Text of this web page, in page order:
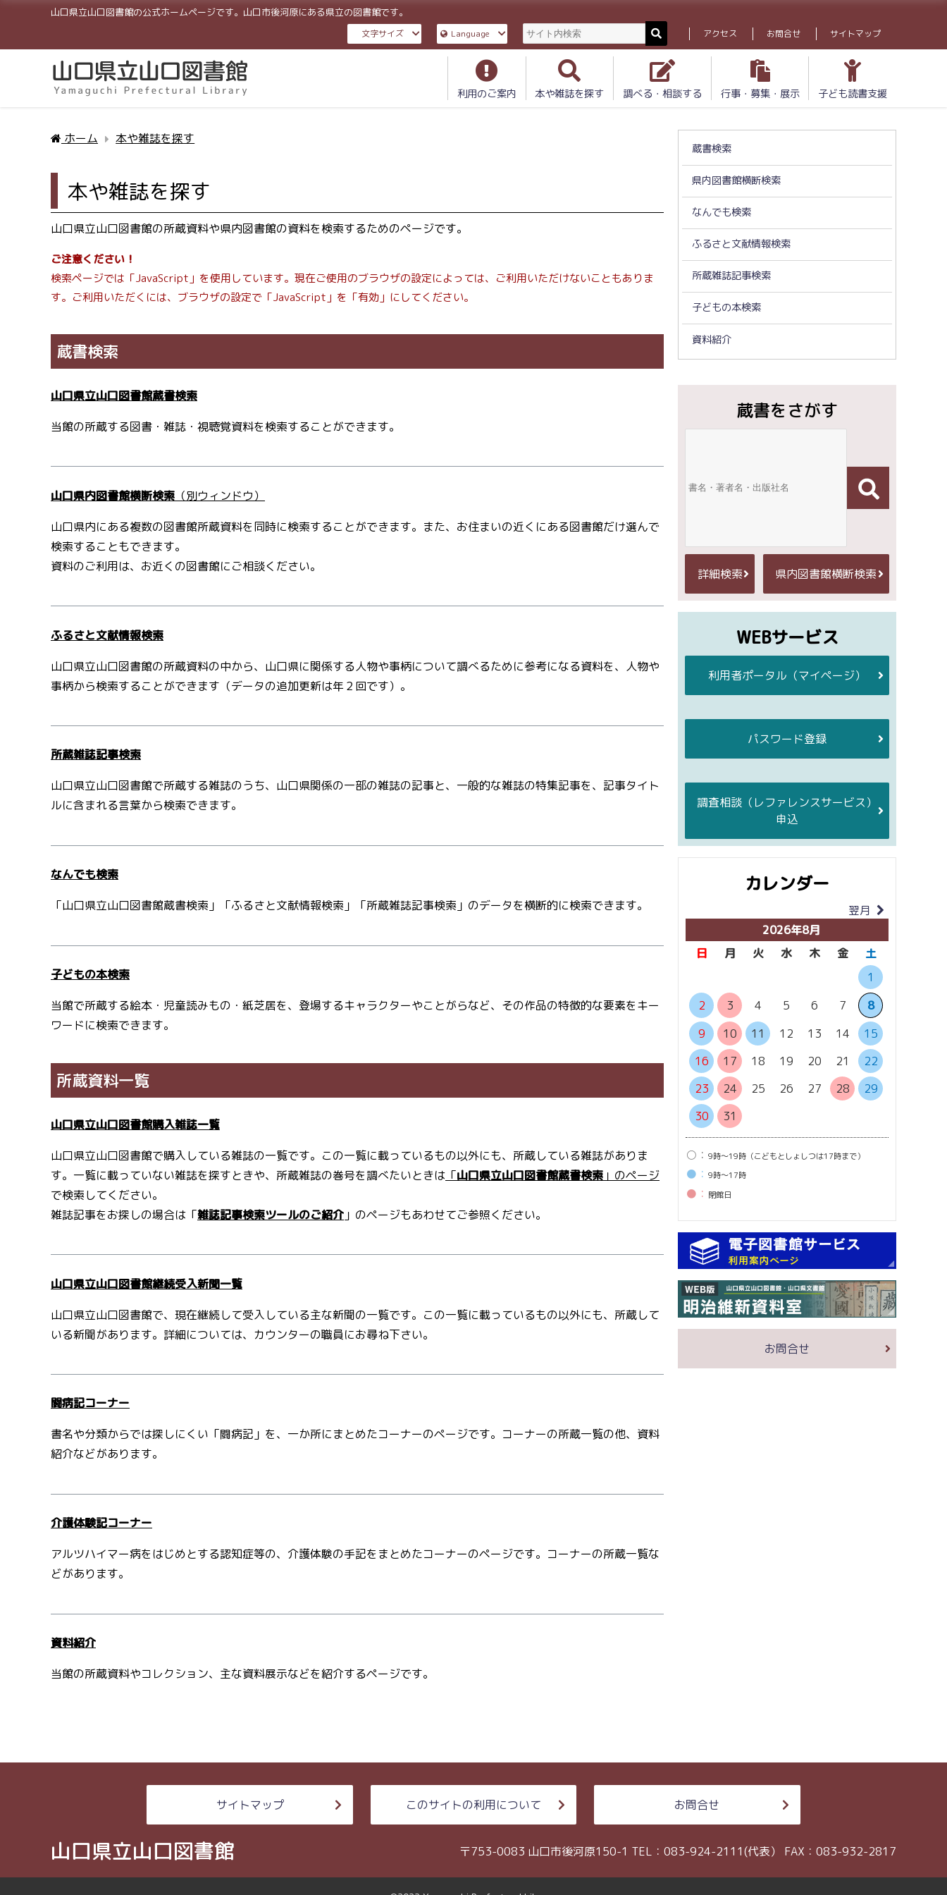
山口県立山口図書館の公式ホームページです。山口市後河原にある県立の図書館です。
文字サイズ Language アクセス お問合せ サイトマップ
利用のご案内 本や雑誌を探す 調べる・相談する 行事・募集・展示 子ども読書支援
ホーム 本や雑誌を探す
本や雑誌を探す
山口県立山口図書館の所蔵資料や県内図書館の資料を検索するためのページです。
ご注意ください！
検索ページでは「JavaScript」を使用しています。現在ご使用のブラウザの設定によっては、ご利用いただけないこともありま
す。ご利用いただくには、ブラウザの設定で「JavaScript」を「有効」にしてください。
蔵書検索
山口県立山口図書館蔵書検索
当館の所蔵する図書・雑誌・視聴覚資料を検索することができます。
山口県内図書館横断検索 （別ウィンドウ）
山口県内にある複数の図書館所蔵資料を同時に検索することができます。また、お住まいの近くにある図書館だけ選んで
検索することもできます。
資料のご利用は、お近くの図書館にご相談ください。
ふるさと文献情報検索
山口県立山口図書館の所蔵資料の中から、山口県に関係する人物や事柄について調べるために参考になる資料を、人物や
事柄から検索することができます（データの追加更新は年２回です）。
所蔵雑誌記事検索
山口県立山口図書館で所蔵する雑誌のうち、山口県関係の一部の雑誌の記事と、一般的な雑誌の特集記事を、記事タイト
ルに含まれる言葉から検索できます。
なんでも検索
「山口県立山口図書館蔵書検索」「ふるさと文献情報検索」「所蔵雑誌記事検索」のデータを横断的に検索できます。
子どもの本検索
当館で所蔵する絵本・児童読みもの・紙芝居を、登場するキャラクターやことがらなど、その作品の特徴的な要素をキー
ワードに検索できます。
所蔵資料一覧
山口県立山口図書館購入雑誌一覧
山口県立山口図書館で購入している雑誌の一覧です。この一覧に載っているもの以外にも、所蔵している雑誌がありま
す。一覧に載っていない雑誌を探すときや、所蔵雑誌の巻号を調べたいときは 「山口県立山口図書館蔵書検索 」のページ
で検索してください。
雑誌記事をお探しの場合は「雑誌記事検索ツールのご紹介 」のページもあわせてご参照ください。
山口県立山口図書館継続受入新聞一覧
山口県立山口図書館で、現在継続して受入している主な新聞の一覧です。この一覧に載っているもの以外にも、所蔵して
いる新聞があります。詳細については、カウンターの職員にお尋ね下さい。
闘病記コーナー
書名や分類からでは探しにくい「闘病記」を、一か所にまとめたコーナーのページです。コーナーの所蔵一覧の他、資料
紹介などがあります。
介護体験記コーナー
アルツハイマー病をはじめとする認知症等の、介護体験の手記をまとめたコーナーのページです。コーナーの所蔵一覧な
どがあります。
資料紹介
当館の所蔵資料やコレクション、主な資料展示などを紹介するページです。
蔵書検索
県内図書館横断検索
なんでも検索
ふるさと文献情報検索
所蔵雑誌記事検索
子どもの本検索
資料紹介
蔵書をさがす
詳細検索 県内図書館横断検索
WEBサービス
利用者ポータル （マイページ）
パスワード登録
調査相談 （レファレンスサービス）
申込
カレンダー
翌月
2026年8月
日
月 火 水 木 金
土
1
2
3 4 5 6 7
8
9
10 11 12 13 14
15
16
17 18 19 20 21
22
23
24 25 26 27 28
29
30
31
○： 9時〜19時（こどもとしょしつは17時まで）
●： 9時〜17時
●： 閉館⽇
お問合せ
サイトマップ このサイトの利用について お問合せ
山口県立山口図書館 〒753-0083 山口市後河原150-1 TEL：083-924-2111(代表） FAX：083-932-2817